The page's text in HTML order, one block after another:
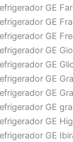
GE
GE
GE
GE
GE
GE
GE
GE
GE
GE